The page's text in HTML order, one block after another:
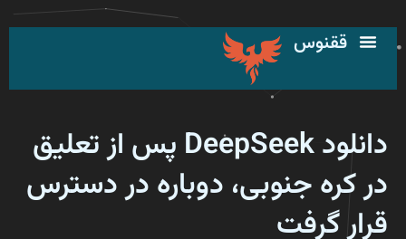
به
محتوا
ققنوس
دانلود DeepSeek پس از تعلیق
در کره جنوبی، دوباره در دسترس
قرار گرفت